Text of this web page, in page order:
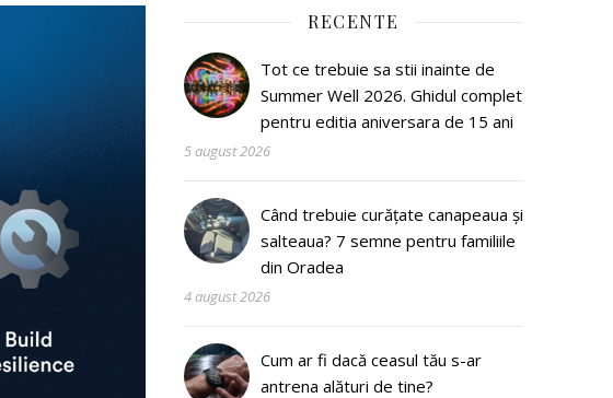
RECENTE
Tot ce trebuie sa stii inainte de
Summer Well 2026. Ghidul complet
pentru editia aniversara de 15 ani
5 august 2026
Când trebuie curățate canapeaua și
salteaua? 7 semne pentru familiile
din Oradea
4 august 2026
Cum ar fi dacă ceasul tău s-ar
antrena alături de tine?